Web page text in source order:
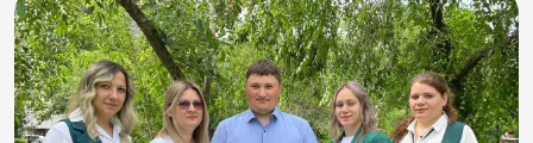
Партнерам
Тендеры
Вакансии
Новости